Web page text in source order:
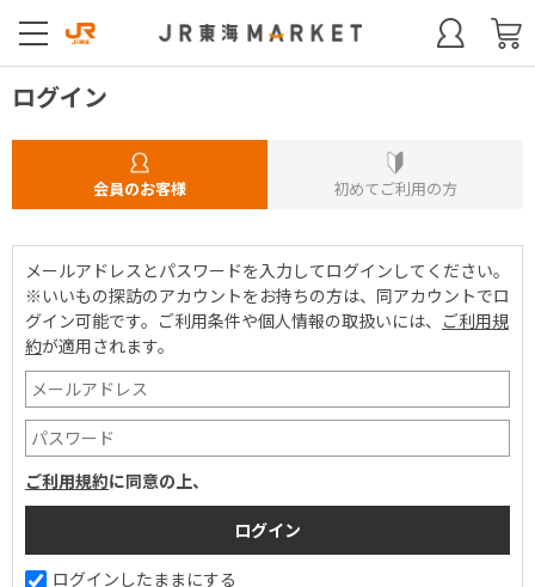
ログイン
会員のお客様 初めてご利用の方
メールアドレスとパスワードを入力してログインしてください。
※いいもの探訪のアカウントをお持ちの方は、同アカウントでロ
グイン可能です。 ご利用条件や個人情報の取扱いには、 ご利用規
約が適用されます。
ご利用規約に同意の上、
ログインしたままにする